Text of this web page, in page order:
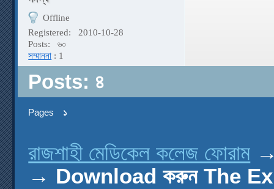
Offline
Registered:
2010-10-28
Posts:
৬০
সম্মাননা : 1
Posts: ৪
Pages ১
রাজশাহী মেডিকেল কলেজ ফোরাম
→ Download করুন The